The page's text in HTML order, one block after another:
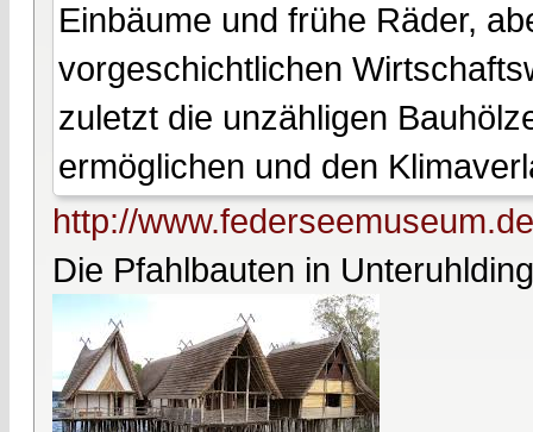
Einbäume und frühe Räder,
vorgeschichtlichen
zuletzt die unzähligen
ermöglichen und den
http://
Die Pfahlbauten in